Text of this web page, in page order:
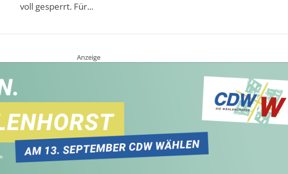
voll gesperrt. Für...
Anzeige